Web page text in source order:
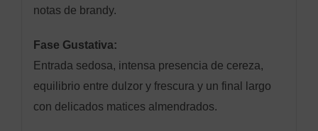
notas de brandy.
Fase Gustativa:
Entrada sedosa, intensa presencia de cereza,
equilibrio entre dulzor y frescura y un final largo
con delicados matices almendrados.